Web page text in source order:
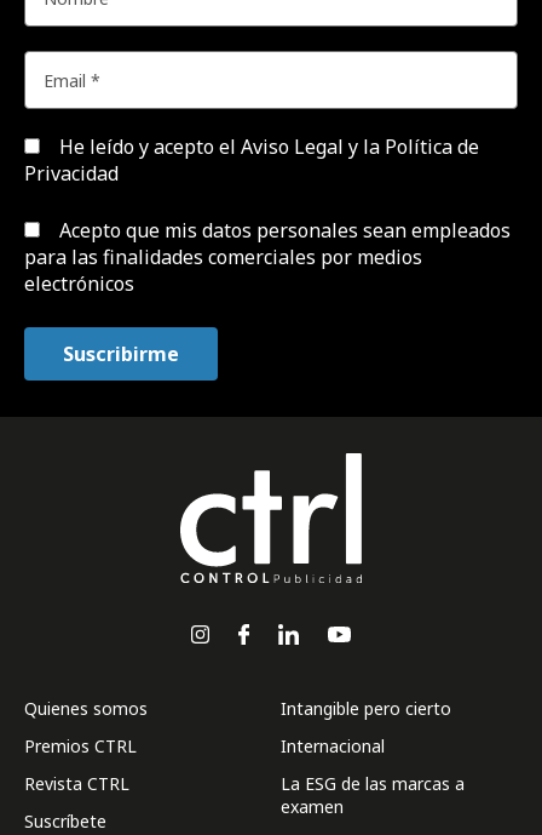
He leído y acepto el Aviso Legal y la Política de
Privacidad
Acepto que mis datos personales sean empleados
para las finalidades comerciales por medios
electrónicos
Quienes somos
Premios CTRL
Revista CTRL
Suscríbete
Intangible pero cierto
Internacional
La ESG de las marcas a
examen